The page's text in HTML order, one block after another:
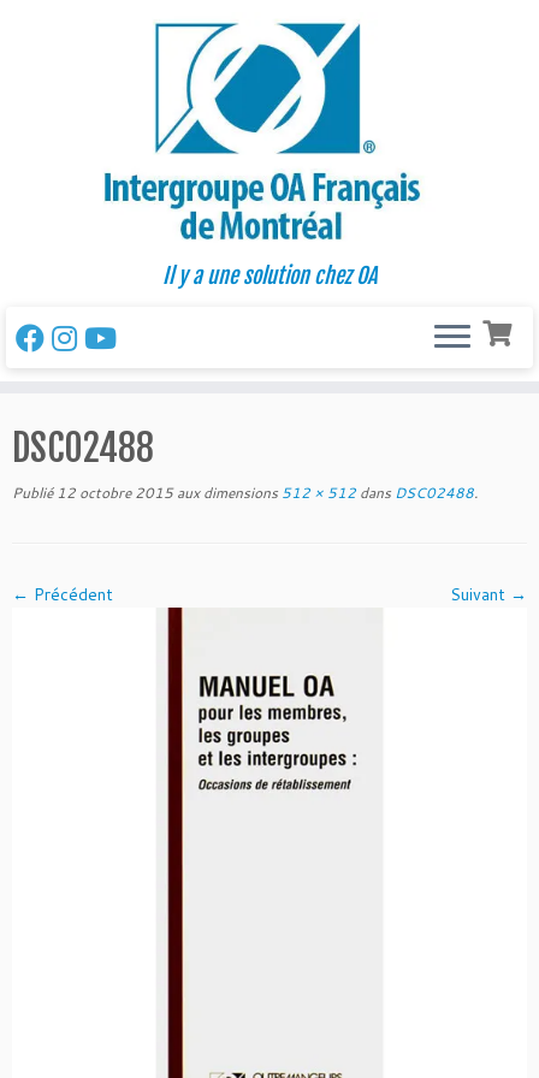
Il y a une solution chez OA
DSC02488
Publié 12 octobre 2015aux dimensions 512 × 512 dans DSC02488.
← Précédent Suivant →